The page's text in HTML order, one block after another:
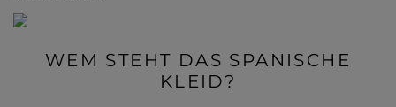
WEM STEHT DAS SPANISCHE
KLEID?